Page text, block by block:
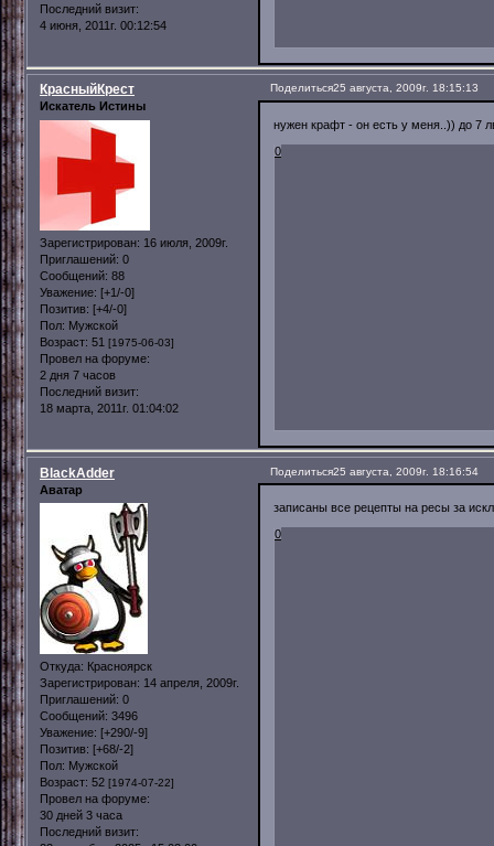
Последний визит:
4 июня, 2011г. 00:12:54
Поделиться25 августа, 2009г. 18:15:13
КрасныйКрест
Искатель Истины
Зарегистрирован: 16 июля, 2009г.
Приглашений: 0
Сообщений: 88
Уважение: [+1/-0]
Позитив: [+4/-0]
Пол: Мужской
Возраст: 51 [1975-06-03]
Провел на форуме:
2 дня 7 часов
Последний визит:
18 марта, 2011г. 01:04:02
нужен крафт - он есть у меня..)) до 7
0
Поделиться25 августа, 2009г. 18:16:54
BlackAdder
Аватар
Откуда: Красноярск
Зарегистрирован: 14 апреля, 2009г.
Приглашений: 0
Сообщений: 3496
Уважение: [+290/-9]
Позитив: [+68/-2]
Пол: Мужской
Возраст: 52 [1974-07-22]
Провел на форуме:
30 дней 3 часа
Последний визит:
записаны все рецепты на ресы за
0